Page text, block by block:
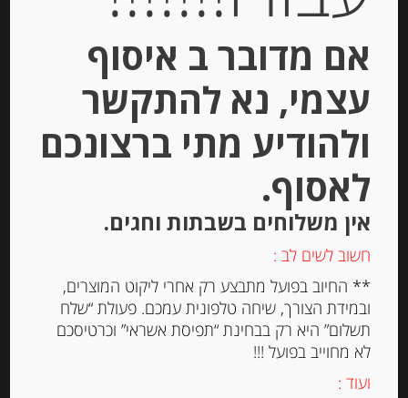
חרדל דיז’ון “Fallot” בתוספת אגוזים
₪ 29.00
יחידות
אם מדובר ב איסוף
עצמי, נא להתקשר
ולהודיע מתי ברצונכם
לאסוף.
אין משלוחים בשבתות וחגים.
חשוב לשים לב :
** החיוב בפועל מתבצע רק אחרי ליקוט המוצרים,
ובמידת הצורך, שיחה טלפונית עמכם. פעולת “שלח
תשלום” היא רק בבחינת “תפיסת אשראי” וכרטיסכם
לא מחוייב בפועל !!!
ועוד :